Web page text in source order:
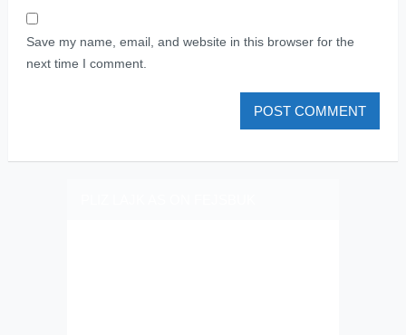
Save my name, email, and website in this browser for the
next time I comment.